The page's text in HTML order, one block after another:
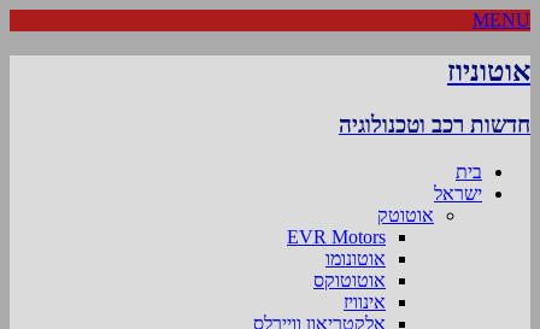
MENU
אוטוניוז
חדשות רכב וטכנולוגיה
בית
ישראל
אוטוטק
EVR Motors
אוטונומו
אוטוטוקס
אינוויז
אלקטריאון וויירלס